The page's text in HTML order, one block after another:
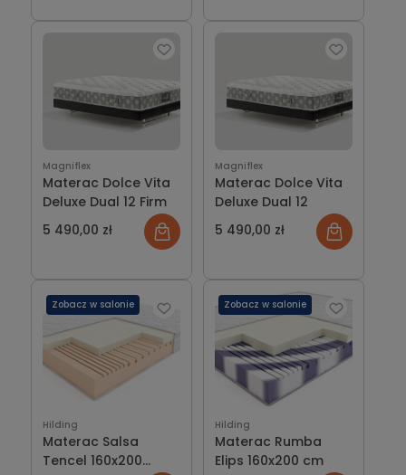
Magniflex
Materac Dolce Vita
Deluxe Dual 12 Firm
5 490,00 zł
Magniflex
Materac Dolce Vita
Deluxe Dual 12
5 490,00 zł
Hilding
Materac Salsa
Tencel 160x200
Zobacz w salonie
Hilding
Materac Rumba
Elips 160x200 cm
Zobacz w salonie